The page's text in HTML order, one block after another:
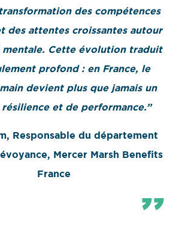
des compétences
des attentes croissantes autour
mentale. Cette évolution traduit
profond : en France, le
devient plus que jamais un
et de performance.”
Responsable du département
Mercer Marsh Benefits
France